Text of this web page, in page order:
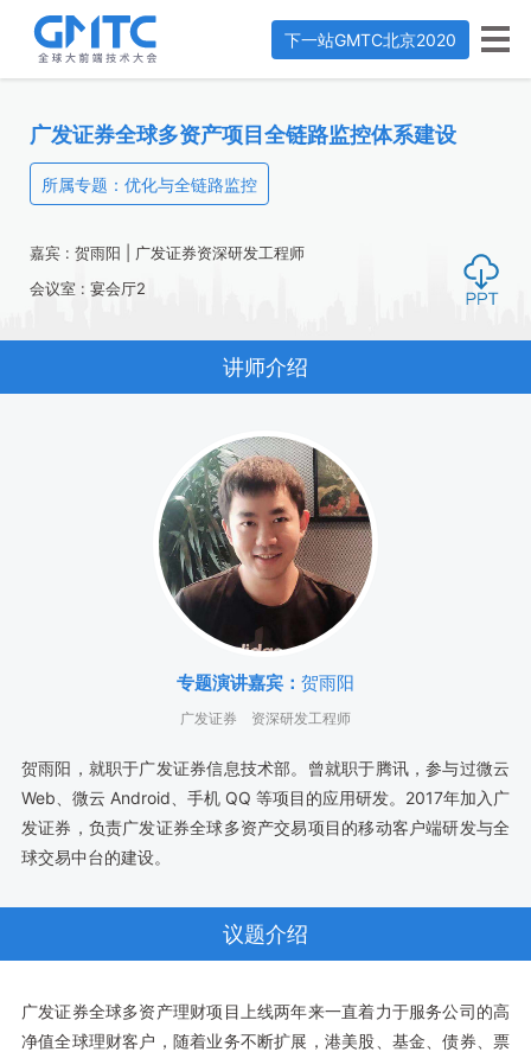
下一站GMTC北京2020
广发证券全球多资产项目全链路监控体系建设
所属专题：优化与全链路监控
嘉宾 : 贺雨阳 | 广发证券资深研发工程师
会议室 : 宴会厅2
讲师介绍
专题演讲嘉宾： 贺雨阳
广发证券 资深研发工程师
贺雨阳，就职于广发证券信息技术部。曾就职于腾讯，参与过微云
Web、微云 Android、手机 QQ 等项目的应用研发。2017年加入广
发证券，负责广发证券全球多资产交易项目的移动客户端研发与全
球交易中台的建设。
议题介绍
广发证券全球多资产理财项目上线两年来一直着力于服务公司的高
净值全球理财客户，随着业务不断扩展，港美股、基金、债券、票